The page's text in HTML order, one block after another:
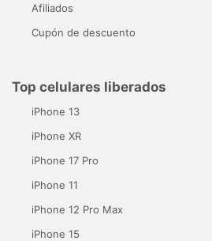
Afiliados
Cupón de descuento
Top celulares liberados
iPhone 13
iPhone XR
iPhone 17 Pro
iPhone 11
iPhone 12 Pro Max
iPhone 15